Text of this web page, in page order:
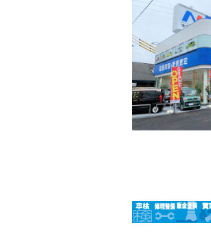
ランフラット
－ フルフラット
－ シートヒーター
－ フロントカメラ
－